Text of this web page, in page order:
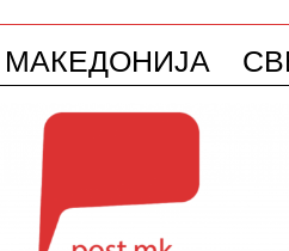
МАКЕДОНИЈА